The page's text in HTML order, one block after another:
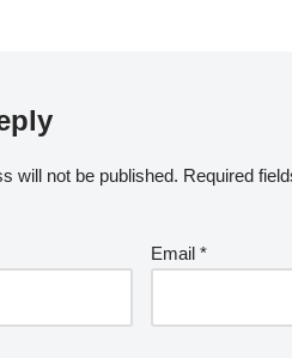
will not be published. Required
Email *